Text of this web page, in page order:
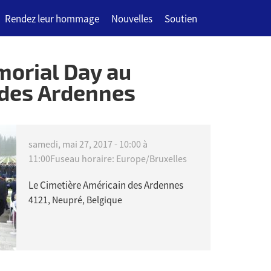
Rendez leur hommage Nouvelles Soutien
Day au
Ardennes
samedi, mai 27, 2017 - 10:00 à
11:00Fuseau horaire: Europe/Bruxelles
Le Cimetière Américain des Ardennes
4121, Neupré, Belgique